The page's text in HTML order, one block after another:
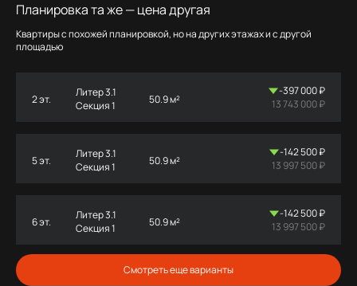
Планировка та же — цена другая
Квартиры с похожей планировкой, но на других этажах и с другой
площадью
2 эт.
Литер 3.1
Секция 1
50.9 м²
-397 000 ₽
13 743 000 ₽
5 эт.
Литер 3.1
Секция 1
50.9 м²
-142 500 ₽
13 997 500 ₽
6 эт.
Литер 3.1
Секция 1
50.9 м²
-142 500 ₽
13 997 500 ₽
Смотреть еще варианты